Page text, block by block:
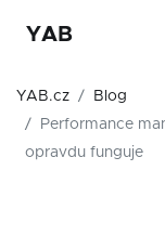
YAB
YAB.cz
Blog
Performance
opravdu funguje